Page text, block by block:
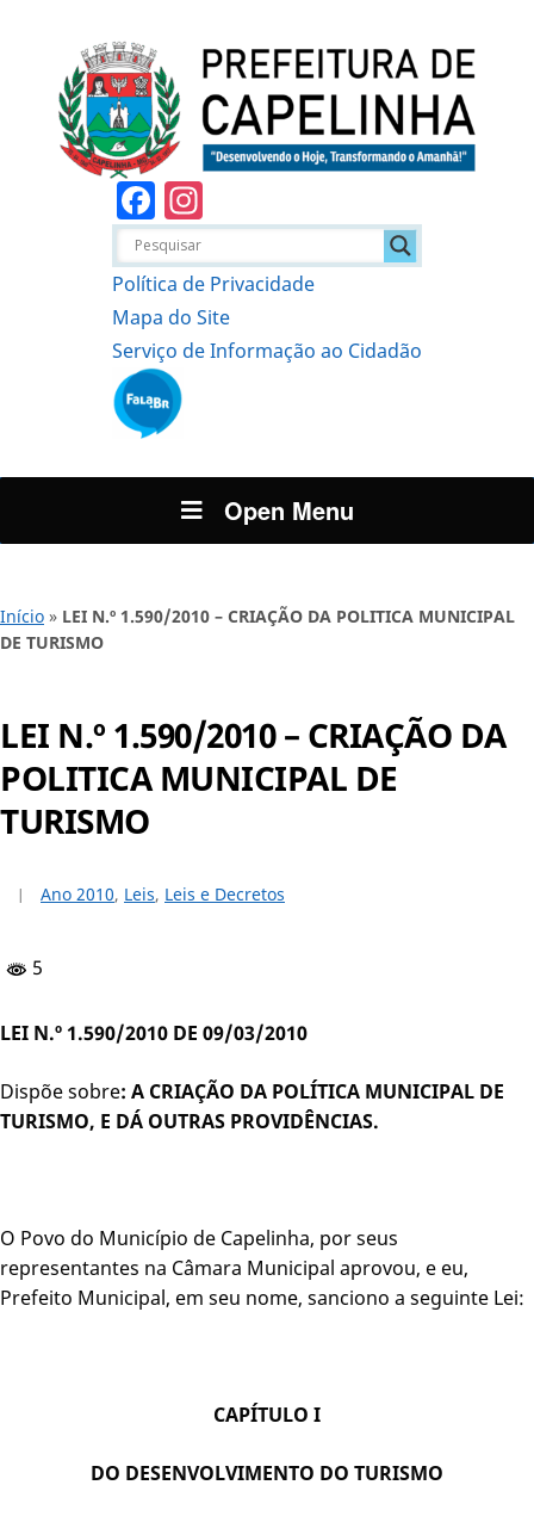
Facebook
Política de Privacidade
Mapa do Site
Serviço de Informação ao Cidadão
Open Menu
Início » LEI N.º 1.590/2010 – CRIAÇÃO DA POLITICA MUNICIPAL
DE TURISMO
LEI N.º 1.590/2010 – CRIAÇÃO DA
POLITICA MUNICIPAL DE
TURISMO
Ano 2010, Leis, Leis e Decretos
5
LEI N.º 1.590/2010 DE 09/03/2010
Dispõe sobre: A CRIAÇÃO DA POLÍTICA MUNICIPAL DE
TURISMO, E DÁ OUTRAS PROVIDÊNCIAS.
O Povo do Município de Capelinha, por seus
representantes na Câmara Municipal aprovou, e eu,
Prefeito Municipal, em seu nome, sanciono a seguinte Lei:
CAPÍTULO I
DO DESENVOLVIMENTO DO TURISMO